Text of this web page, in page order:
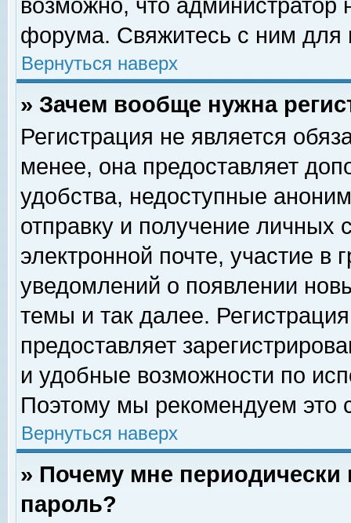
возможно, что
форума. Свяжитесь с ним для
Вернуться наверх
» Зачем вообще нужна
Регистрация не является
менее, она предоставляет
удобства, недоступные
отправку и получение личных
электронной почте, участие в
уведомлений о появлении
темы и так далее.
предоставляет
и удобные возможности по
Поэтому мы рекомендуем это
Вернуться наверх
» Почему мне
пароль?